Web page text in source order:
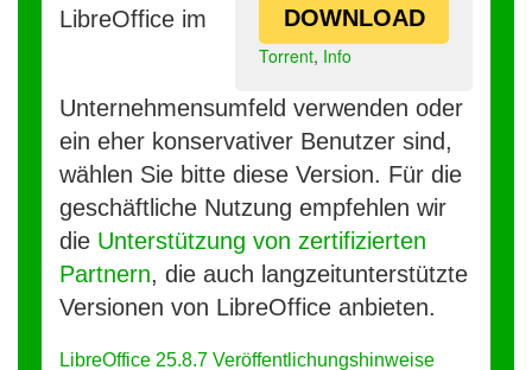
DOWNLOAD
Torrent, Info
LibreOffice im
Unternehmensumfeld verwenden oder
ein eher konservativer Benutzer sind,
wählen Sie bitte diese Version. Für die
geschäftliche Nutzung empfehlen wir
die Unterstützung von zertifizierten
Partnern, die auch langzeitunterstützte
Versionen von LibreOffice anbieten.
LibreOffice 25.8.7 Veröffentlichungshinweise